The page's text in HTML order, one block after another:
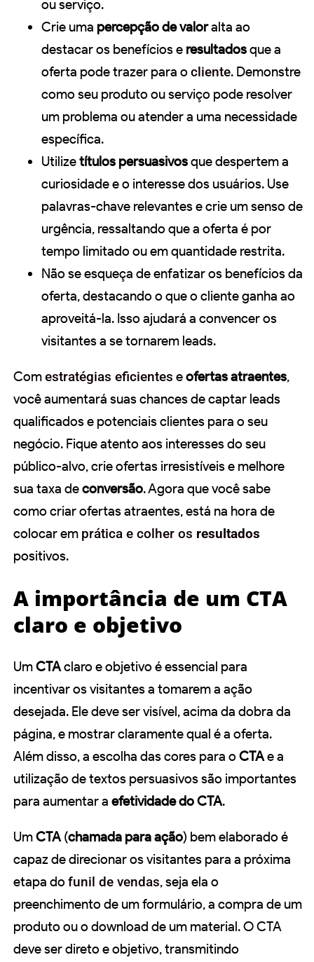
ou serviço.
Crie uma percepção de valoralta ao
destacar os benefícios e resultadosque a
oferta pode trazer para o cliente. Demonstre
como seu produto ou serviço pode resolver
um problema ou atender a uma necessidade
específica.
Utilizetítulos persuasivosque despertem a
curiosidade e o interesse dos usuários. Use
palavras-chave relevantes e crie um senso de
urgência, ressaltando que a oferta é por
tempo limitado ou em quantidade restrita.
Não se esqueça de enfatizar os benefícios da
oferta, destacando o que o cliente ganha ao
aproveitá-la. Isso ajudará a convencer os
visitantes a se tornarem leads.
Comestratégias eficientes eofertas atraentes,
você aumentará suas chances de captar leads
qualificados e potenciais clientes para o seu
negócio. Fique atento aos interesses do seu
público-alvo, crie ofertas irresistíveis e melhore
sua taxa deconversão. Agora que você sabe
como criar ofertas atraentes, está na hora de
colocar em prática e colher os resultados
positivos.
A importância de um CTA
claro e objetivo
UmCTAclaro e objetivo é essencial para
incentivar os visitantes a tomarem a ação
desejada. Ele deve ser visível, acima da dobra da
página, e mostrar claramente qual é a oferta.
Além disso, a escolha das cores para o CTAe a
utilização de textos persuasivos são importantes
para aumentar a efetividade do CTA.
UmCTA(chamada para ação) bem elaborado é
capaz de direcionar os visitantes para a próxima
etapa do funil de vendas, seja ela o
preenchimento de um formulário, a compra de um
produto ou o download de um material. O CTA
deve ser direto e objetivo, transmitindo